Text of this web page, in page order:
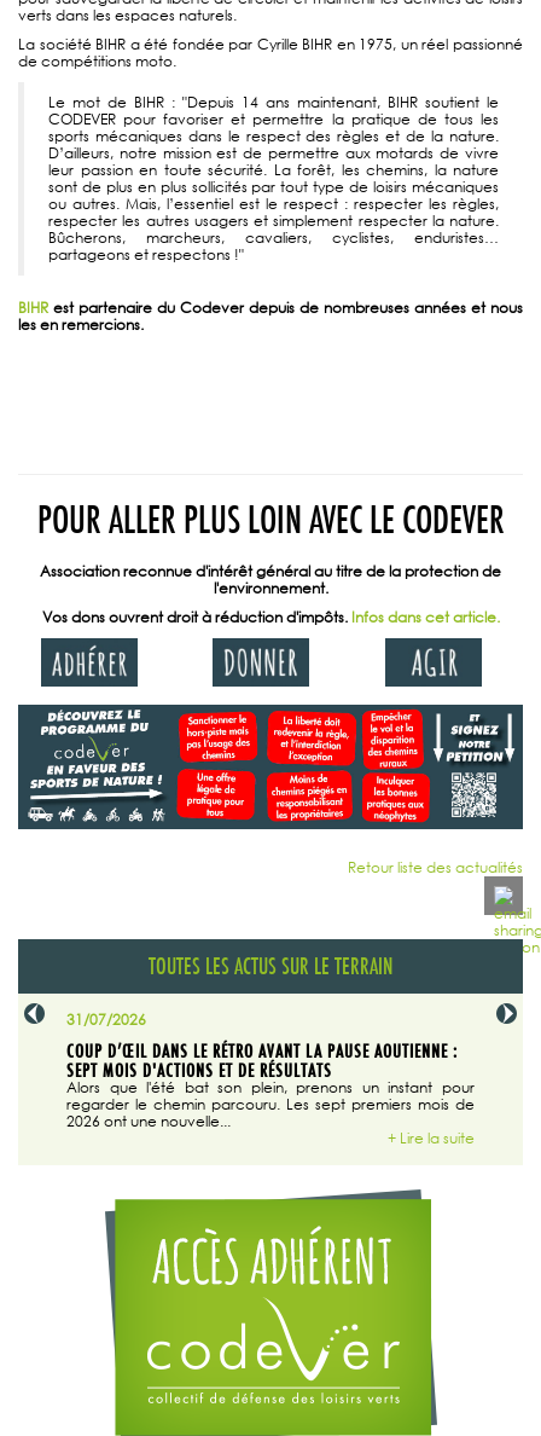
verts dans les espaces naturels.
La société BIHR a été fondée par Cyrille BIHR en 1975, un réel passionné
de compétitions moto.
Le mot de BIHR : "Depuis 14 ans maintenant, BIHR soutient le
CODEVER pour favoriser et permettre la pratique de tous les
sports mécaniques dans le respect des règles et de la nature.
D’ailleurs, notre mission est de permettre aux motards de vivre
leur passion en toute sécurité. La forêt, les chemins, la nature
sont de plus en plus sollicités par tout type de loisirs mécaniques
ou autres. Mais, l’essentiel est le respect : respecter les règles,
respecter les autres usagers et simplement respecter la nature.
Bûcherons, marcheurs, cavaliers, cyclistes, enduristes…
partageons et respectons !"
BIHR est partenaire du Codever depuis de nombreuses années et nous
les en remercions.
POUR ALLER PLUS LOIN AVEC LE CODEVER
Association reconnue d'intérêt général au titre de la protection de
l'environnement.
Vos dons ouvrent droit à réduction d'impôts. Infos dans cet article.
Retour liste des actualités
TOUTES LES ACTUS SUR LE TERRAIN
31/07/2026
COUP D’ŒIL DANS LE RÉTRO AVANT LA PAUSE AOUTIENNE :
SEPT MOIS D'ACTIONS ET DE RÉSULTATS
Alors que l'été bat son plein, prenons un instant pour
regarder le chemin parcouru. Les sept premiers mois de
2026 ont une nouvelle...
+ Lire la suite
29/07/